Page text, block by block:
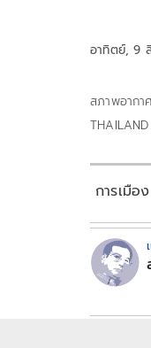
อาทิตย์, 9
สภาพอากา
การเมือง